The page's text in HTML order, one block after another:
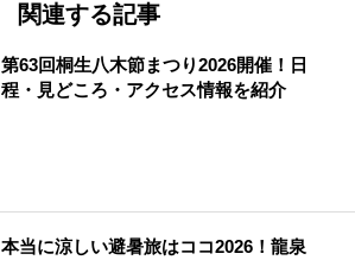
関連する記事
第63回桐生八木節まつり2026開催！日
程・見どころ・アクセス情報を紹介
本当に涼しい避暑旅はココ2026！龍泉